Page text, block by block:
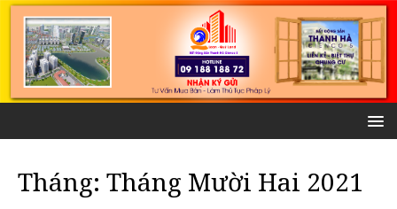
Tháng: Tháng Mười Hai 2021